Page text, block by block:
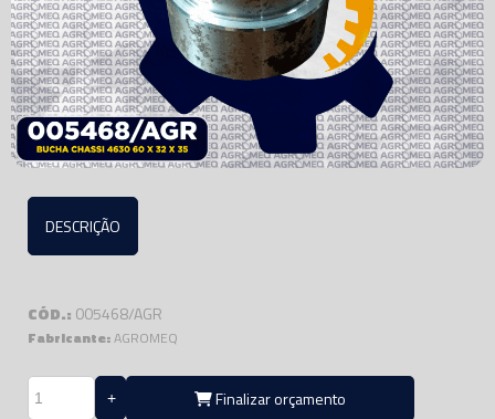
DESCRIÇÃO
CÓD.: 005468/AGR
Fabricante:AGROMEQ
Finalizar orçamento